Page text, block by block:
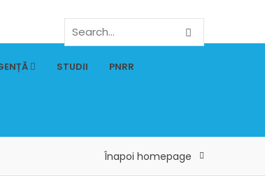
STUDII PNRR
Înapoi homepage